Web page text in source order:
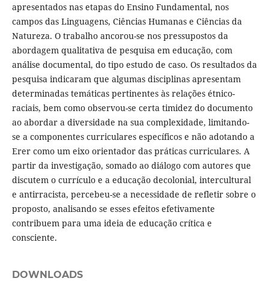
apresentados nas etapas do Ensino Fundamental, nos
campos das Linguagens, Ciências Humanas e Ciências da
Natureza. O trabalho ancorou-se nos pressupostos da
abordagem qualitativa de pesquisa em educação, com
análise documental, do tipo estudo de caso. Os resultados da
pesquisa indicaram que algumas disciplinas apresentam
determinadas temáticas pertinentes às relações étnico-
raciais, bem como observou-se certa timidez do documento
ao abordar a diversidade na sua complexidade, limitando-
se a componentes curriculares específicos e não adotando a
Erer como um eixo orientador das práticas curriculares. A
partir da investigação, somado ao diálogo com autores que
discutem o currículo e a educação decolonial, intercultural
e antirracista, percebeu-se a necessidade de refletir sobre o
proposto, analisando se esses efeitos efetivamente
contribuem para uma ideia de educação crítica e
consciente.
DOWNLOADS